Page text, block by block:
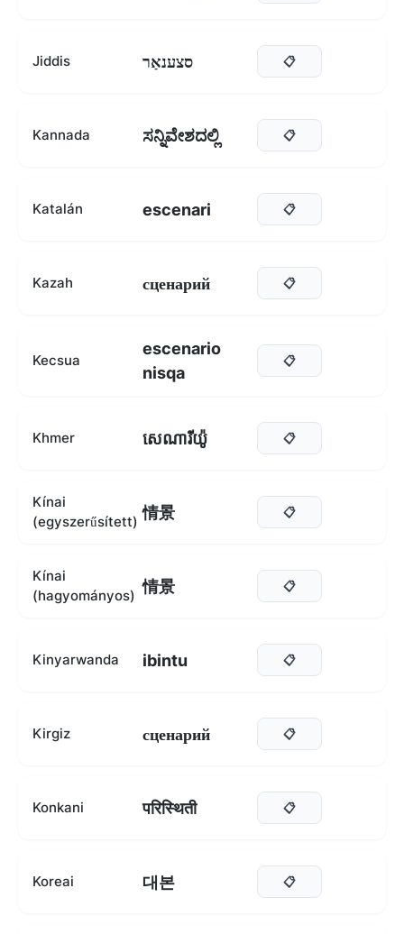
Jiddis סצענאַר 📋
Kannada ಸನ್ನಿವೇಶದಲ್ಲಿ 📋
Katalán escenari 📋
Kazah сценарий 📋
Kecsua
escenario
nisqa
📋
Khmer សេណារីយ៉ូ 📋
Kínai
(egyszerűsített) 情景 📋
Kínai
(hagyományos) 情景 📋
Kinyarwanda ibintu 📋
Kirgiz сценарий 📋
Konkani परिस्थिती 📋
Koreai 대본 📋